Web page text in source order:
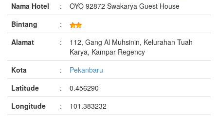
Nama Hotel :
OYO 92872 Swakarya Guest House
Bintang
:
Alamat
:
112, Gang Al Muhsinin, Kelurahan Tuah
Karya, Kampar Regency
Kota
:
Pekanbaru
Latitude
:
0.456290
Longitude
:
101.383232